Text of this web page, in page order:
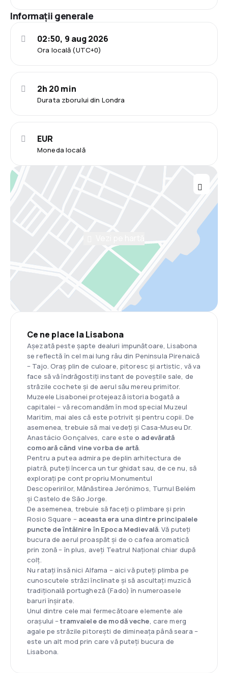
Informații generale
Ora locală (UTC+0)
02:50, 9 aug 2026
Durata zborului din Londra
2h 20 min
Moneda locală
EUR
Ce ne place la Lisabona
Așezată peste șapte dealuri impunătoare, Lisabona
se reflectă în cel mai lung râu din Peninsula Pirenaică
– Tajo. Oraș plin de culoare, pitoresc și artistic, vă va
face să vă îndrăgostiți instant de poveștile sale, de
străzile cochete și de aerul său mereu primitor.
Muzeele Lisabonei protejează istoria bogată a
capitalei – vă recomandăm în mod special Muzeul
Maritim, mai ales că este potrivit și pentru copii. De
asemenea, trebuie să mai vedeți și Casa-Museu Dr.
Anastácio Gonçalves, care este o adevărată
comoară când vine vorba de artă.
Pentru a putea admira pe deplin arhitectura de
piatră, puteți încerca un tur ghidat sau, de ce nu, să
explorați pe cont propriu Monumentul
Descoperirilor, Mănăstirea Jerónimos, Turnul Belém
și Castelo de São Jorge.
De asemenea, trebuie să faceți o plimbare și prin
Rosio Square – aceasta era una dintre principalele
puncte de întâlnire în Epoca Medievală. Vă puteți
bucura de aerul proaspăt și de o cafea aromatică
prin zonă – în plus, aveți Teatrul Național chiar după
colț.
Nu ratați însă nici Alfama – aici vă puteți plimba pe
cunoscutele străzi înclinate și să ascultați muzică
tradițională portugheză (Fado) în numeroasele
baruri înșirate.
Unul dintre cele mai fermecătoare elemente ale
orașului –tramvaiele de modă veche, care merg
agale pe străzile pitorești de dimineața până seara –
este un alt mod prin care vă puteți bucura de
Lisabona.